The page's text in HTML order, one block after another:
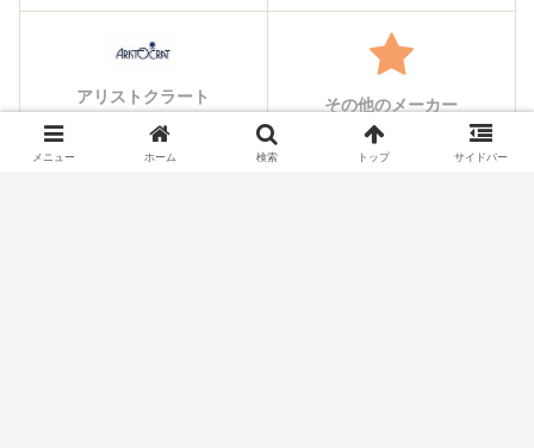
アリストクラート その他のメーカー
メニュー ホーム 検索 トップ サイドバー